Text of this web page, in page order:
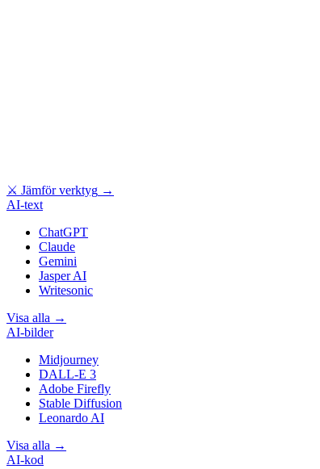
⚔ Jämför verktyg →
AI-text
ChatGPT
Claude
Gemini
Jasper AI
Writesonic
Visa alla →
AI-bilder
Midjourney
DALL-E 3
Adobe Firefly
Stable Diffusion
Leonardo AI
Visa alla →
AI-kod